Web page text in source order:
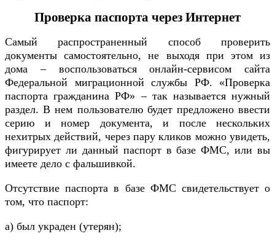
Проверка паспорта через Интернет
Самый распространенный способ проверить
документы самостоятельно, не выходя при этом из
дома – воспользоваться онлайн-сервисом сайта
Федеральной миграционной службы РФ. «Проверка
паспорта гражданина РФ» – так называется нужный
раздел. В нем пользователю будет предложено ввести
серию и номер документа, и после нескольких
нехитрых действий, через пару кликов можно увидеть,
фигурирует ли данный паспорт в базе ФМС, или вы
имеете дело с фальшивкой.
Отсутствие паспорта в базе ФМС свидетельствует о
том, что паспорт:
а) был украден (утерян);